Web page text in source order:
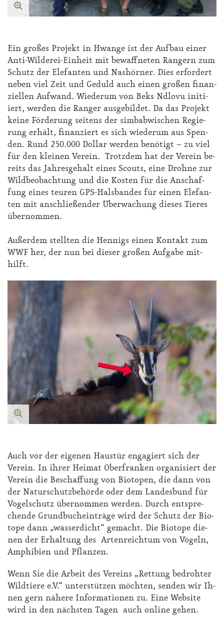
Ein gro­ßes Pro­jekt in Hwan­ge ist der Auf­bau ei­ner
An­ti-Wil­de­rei-Ein­heit mit be­waff­ne­ten Ran­gern zum
Schutz der Ele­fan­ten und Nas­hör­ner. Dies er­for­dert
ne­ben viel Zeit und Ge­duld auch ei­nen gro­ßen fi­nan­
zi­el­len Auf­wand. Wie­der­um von Beks Nd­lo­vu in­iti­
iert, wer­den die Ran­ger aus­ge­bil­det. Da das Pro­jekt
kei­ne För­de­rung sei­tens der sim­bab­wi­schen Re­gie­
rung er­hält, fi­nan­ziert es sich wie­der­um aus Spen­
den. Rund 250.000 Dol­lar wer­den be­nö­tigt – zu viel
für den klei­nen Ver­ein. Trotz­dem hat der Ver­ein be­
reits das Jah­res­ge­halt ei­nes Scouts, ei­ne Droh­ne zur
Wild­be­ob­ach­tung und die Kos­ten für die An­schaf­
fung ei­nes teu­ren GPS-Hals­ban­des für ei­nen Ele­fan­
ten mit an­schlie­ßen­der Über­wa­chung die­ses Tie­res
über­nom­men.
Au­ßer­dem stell­ten die Hen­nigs ei­nen Kon­takt zum
WWF her, der nun bei die­ser gro­ßen Auf­ga­be mit­
hilft.
Auch vor der ei­ge­nen Haus­tür en­ga­giert sich der
Ver­ein. In ih­rer Hei­mat Ober­fran­ken or­ga­ni­siert der
Ver­ein die Be­schaf­fung von Bio­to­pen, die dann von
der Na­tur­schutz­be­hör­de oder dem Lan­des­bund für
Vo­gel­schutz über­nom­men wer­den. Durch ent­spre­
chen­de Grund­buch­ein­trä­ge wird der Schutz der Bio­
to­pe dann „was­ser­dicht“ ge­macht. Die Bio­to­pe die­
nen der Er­hal­tung des Ar­ten­reich­tum von Vö­geln,
Am­phi­bi­en und Pflan­zen.
Wenn Sie die Ar­beit des Ver­eins „Ret­tung be­droh­ter
Wild­tie­re e.V.“ un­ter­stüt­zen möch­ten, sen­den wir Ih­
nen gern nä­he­re In­for­ma­tio­nen zu. Ei­ne Web­site
wird in den nächs­ten Ta­gen auch on­line ge­hen.